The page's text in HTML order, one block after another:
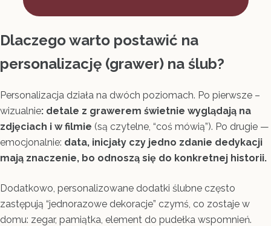
Dlaczego warto postawić na
personalizację (grawer) na ślub?
Personalizacja działa na dwóch poziomach. Po pierwsze –
wizualnie: detale z grawerem świetnie wyglądają na
zdjęciach i w filmie (są czytelne, “coś mówią”). Po drugie —
emocjonalnie: data, inicjały czy jedno zdanie dedykacji
mają znaczenie, bo odnoszą się do konkretnej historii.
Dodatkowo, personalizowane dodatki ślubne często
zastępują “jednorazowe dekoracje” czymś, co zostaje w
domu: zegar, pamiątka, element do pudełka wspomnień.